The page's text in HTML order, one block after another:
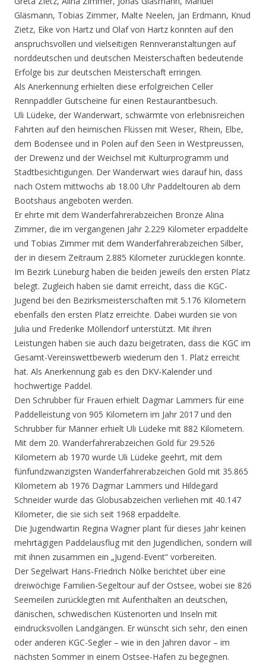
Gläsmann, Tobias Zimmer, Malte Neelen, Jan Erdmann, Knud
Zietz, Eike von Hartz und Olaf von Hartz konnten auf den
anspruchsvollen und vielseitigen Rennveranstaltungen auf
norddeutschen und deutschen Meisterschaften bedeutende
Erfolge bis zur deutschen Meisterschaft erringen.
Als Anerkennung erhielten diese erfolgreichen Celler
Rennpaddler Gutscheine für einen Restaurantbesuch.
Uli Lüdeke, der Wanderwart, schwärmte von erlebnisreichen
Fahrten auf den heimischen Flüssen mit Weser, Rhein, Elbe,
dem Bodensee und in Polen auf den Seen in Westpreussen,
der Drewenz und der Weichsel mit Kulturprogramm und
Stadtbesichtigungen. Der Wanderwart wies darauf hin, dass
nach Ostern mittwochs ab 18.00 Uhr Paddeltouren ab dem
Bootshaus angeboten werden.
Er ehrte mit dem Wanderfahrerabzeichen Bronze Alina
Zimmer, die im vergangenen Jahr 2.229 Kilometer erpaddelte
und Tobias Zimmer mit dem Wanderfahrerabzeichen Silber,
der in diesem Zeitraum 2.885 Kilometer zurücklegen konnte.
Im Bezirk Lüneburg haben die beiden jeweils den ersten Platz
belegt. Zugleich haben sie damit erreicht, dass die KGC-
Jugend bei den Bezirksmeisterschaften mit 5.176 Kilometern
ebenfalls den ersten Platz erreichte. Dabei wurden sie von
Julia und Frederike Möllendorf unterstützt. Mit ihren
Leistungen haben sie auch dazu beigetraten, dass die KGC im
Gesamt-Vereinswettbewerb wiederum den 1. Platz erreicht
hat. Als Anerkennung gab es den DKV-Kalender und
hochwertige Paddel.
Den Schrubber für Frauen erhielt Dagmar Lammers für eine
Paddelleistung von 905 Kilometern im Jahr 2017 und den
Schrubber für Männer erhielt Uli Lüdeke mit 882 Kilometern.
Mit dem 20. Wanderfahrerabzeichen Gold für 29.526
Kilometern ab 1970 wurde Uli Lüdeke geehrt, mit dem
fünfundzwanzigsten Wanderfahrerabzeichen Gold mit 35.865
Kilometern ab 1976 Dagmar Lammers und Hildegard
Schneider wurde das Globusabzeichen verliehen mit 40.147
Kilometer, die sie sich seit 1968 erpaddelte.
Die Jugendwartin Regina Wagner plant für dieses Jahr keinen
mehrtägigen Paddelausflug mit den Jugendlichen, sondern will
mit ihnen zusammen ein „Jugend-Event“ vorbereiten.
Der Segelwart Hans-Friedrich Nölke berichtet über eine
dreiwöchige Familien-Segeltour auf der Ostsee, wobei sie 826
Seemeilen zurücklegten mit Aufenthalten an deutschen,
dänischen, schwedischen Küstenorten und Inseln mit
eindrucksvollen Landgängen. Er wünscht sich sehr, den einen
oder anderen KGC-Segler – wie in den Jahren davor – im
nächsten Sommer in einem Ostsee-Hafen zu begegnen.